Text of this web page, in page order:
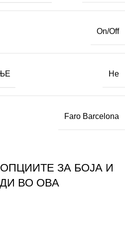
On/Off
Не
Faro Barcelona
ЗА БОЈА И
ВО ОВА